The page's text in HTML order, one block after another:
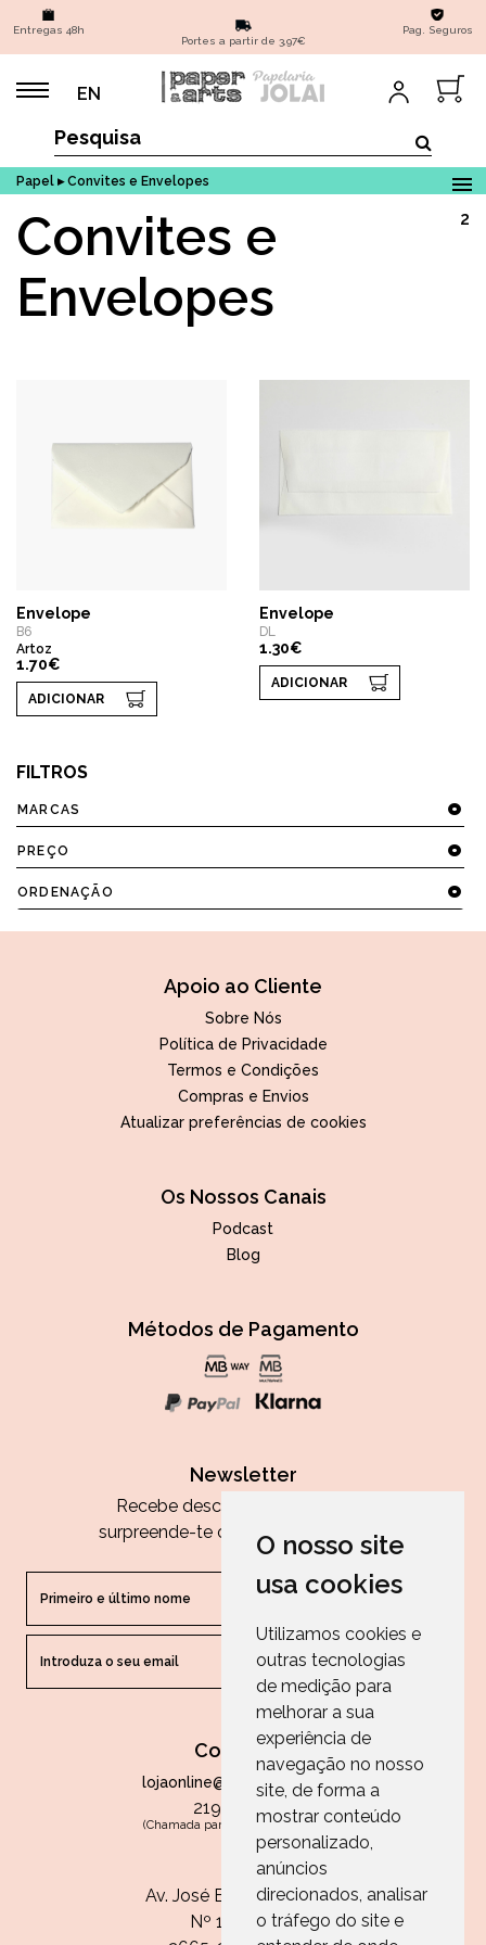
O nosso site
usa cookies
Utilizamos cookies e
outras tecnologias
de medição para
melhorar a sua
experiência de
navegação no nosso
site, de forma a
mostrar conteúdo
personalizado,
anúncios
direcionados, analisar
o tráfego do site e
Entregas 48h
Portes a partir de 3,97€
Pag. Seguros
EN
Papel ▸ Convites e Envelopes
Convites e
Envelopes
2
Envelope
B6
Artoz
1.70€
ADICIONAR
Envelope
DL
1.30€
ADICIONAR
FILTROS
MARCAS
PREÇO
ORDENAÇÃO
Apoio ao Cliente
Sobre Nós
Política de Privacidade
Termos e Condições
Compras e Envios
Atualizar preferências de cookies
Os Nossos Canais
Podcast
Blog
Métodos de Pagamento
Newsletter
Recebe descontos exclusivos e
surpreende-te com as nossas dicas.
ENVIAR
Contactos
lojaonline@paperandarts.pt
219 862 836
(Chamada para a rede fixa nacional)
Loja
Av. José Batista Antunes
Nº 11, Loja 10